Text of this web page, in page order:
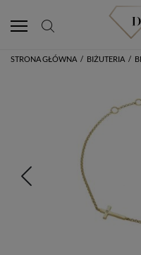
STRONA GŁÓWNA / BIŻUTERIA /